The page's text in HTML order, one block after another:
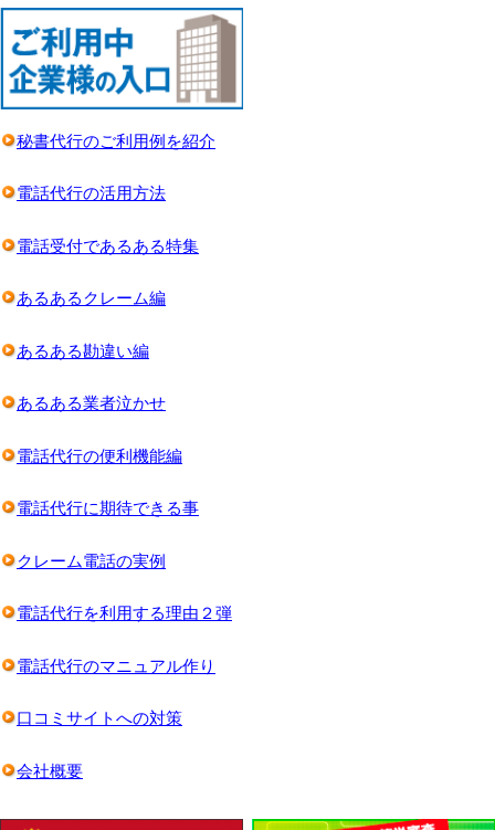
秘書代行のご利用例を紹介
電話代行の活用方法
電話受付であるある特集
あるあるクレーム編
あるある勘違い編
あるある業者泣かせ
電話代行の便利機能編
電話代行に期待できる事
クレーム電話の実例
電話代行を利用する理由２弾
電話代行のマニュアル作り
口コミサイトへの対策
会社概要